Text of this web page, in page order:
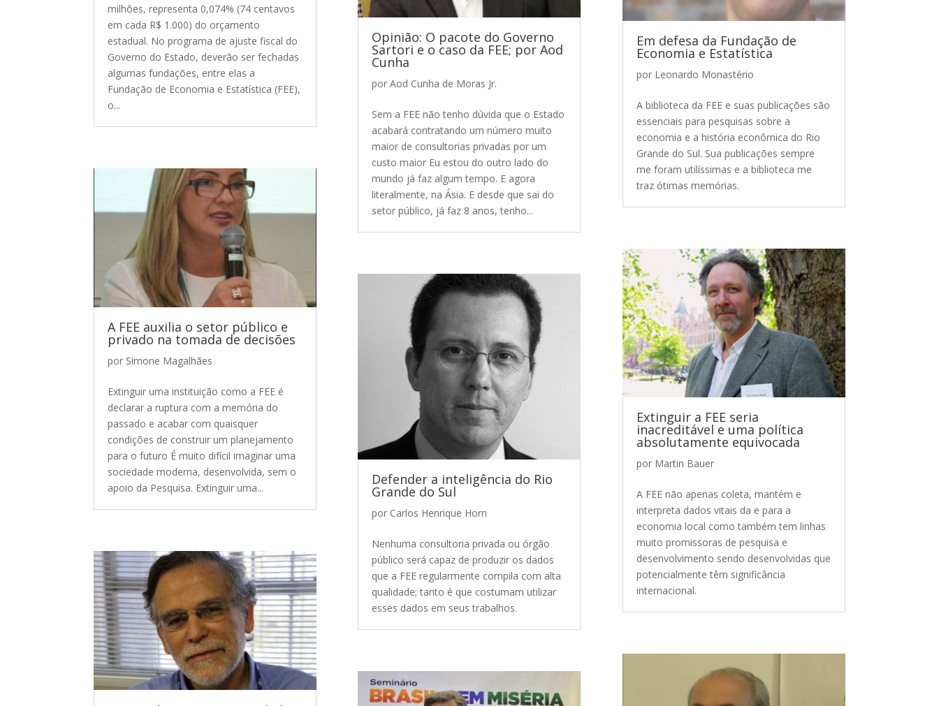
milhões, representa 0,074% (74 centavos
em cada R$ 1.000) do orçamento
estadual. No programa de ajuste fiscal do
Governo do Estado, deverão ser fechadas
algumas fundações, entre elas a
Fundação de Economia e Estatística (FEE),
o...
A FEE auxilia o setor público e
privado na tomada de decisões
por Simone Magalhães
Extinguir uma instituição como a FEE é
declarar a ruptura com a memória do
passado e acabar com quaisquer
condições de construir um planejamento
para o futuro É muito difícil imaginar uma
sociedade moderna, desenvolvida, sem o
apoio da Pesquisa. Extinguir uma...
Opinião: O pacote do Governo
Sartori e o caso da FEE; por Aod
Cunha
porAod Cunha de Moras Jr.
Sem a FEE não tenho dúvida que o Estado
acabará contratando um número muito
maior de consultorias privadas por um
custo maior Eu estou do outro lado do
mundo já faz algum tempo. E agora
literalmente, na Ásia. E desde que sai do
setor público, já faz 8 anos, tenho...
Defender a inteligência do Rio
Grande do Sul
por Carlos Henrique Horn
Nenhuma consultoria privada ou órgão
público será capaz de produzir os dados
que a FEE regularmente compila com alta
qualidade; tanto é que costumam utilizar
esses dados em seus trabalhos.
Em defesa da Fundação de
Economia e Estatística
por Leonardo Monastério
A biblioteca da FEE e suas publicações são
essenciais para pesquisas sobre a
economia e a história econômica do Rio
Grande do Sul. Sua publicações sempre
me foram utilíssimas e a biblioteca me
traz ótimas memórias.
Extinguir a FEE seria
inacreditável e uma política
absolutamente equivocada
por Martin Bauer
A FEE não apenas coleta, mantém e
interpreta dados vitais da e para a
economia local como também tem linhas
muito promissoras de pesquisa e
desenvolvimento sendo desenvolvidas que
potencialmente têm significância
internacional.